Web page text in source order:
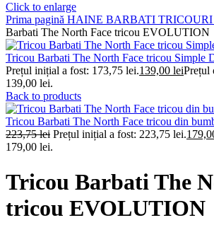
Click to enlarge
Prima pagină HAINE BARBATI
Barbati The North Face tricou EVOLUTION
Tricou Barbati The North Face tricou Simple
Prețul inițial a fost: 173,75 lei.139,00 leiPrețul
139,00 lei.
Back to products
Tricou Barbati The North Face tricou din
223,75lei Prețul inițial a fost: 223,75 lei.
179,00 lei.
Tricou Barbati The
tricou EVOLUTION